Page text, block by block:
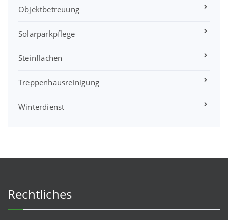
Objektbetreuung
Solarparkpflege
Steinflächen
Treppenhausreinigung
Winterdienst
Rechtliches